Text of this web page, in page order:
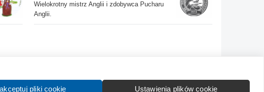
pliki cookie Ustawienia plików cookie
Wielokrotny mistrz Anglii i zdobywca Pucharu
Anglii.